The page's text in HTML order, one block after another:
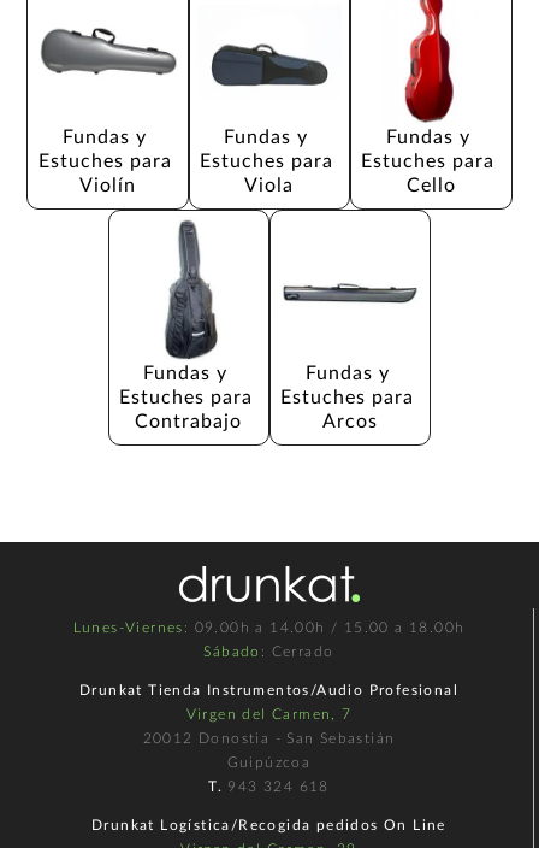
Fundas y
Estuches para
Violín
Fundas y
Estuches para
Viola
Fundas y
Estuches para
Cello
Fundas y
Estuches para
Contrabajo
Fundas y
Estuches para
Arcos
Lunes-Viernes : 09.00h a 14.00h / 15.00 a 18.00h
Sábado : Cerrado
Drunkat Tienda Instrumentos/Audio Profesional
Virgen del Carmen, 7
20012 Donostia - San Sebastián
Guipúzcoa
T. 943 324 618
Drunkat Logística/Recogida pedidos On Line